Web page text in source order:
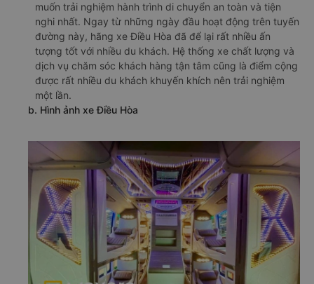
muốn trải nghiệm hành trình di chuyển an toàn và tiện
nghi nhất. Ngay từ những ngày đầu hoạt động trên tuyến
đường này, hãng xe Điều Hòa đã để lại rất nhiều ấn
tượng tốt với nhiều du khách. Hệ thống xe chất lượng và
dịch vụ chăm sóc khách hàng tận tâm cũng là điểm cộng
được rất nhiều du khách khuyến khích nên trải nghiệm
một lần.
b. Hình ảnh xe Điều Hòa